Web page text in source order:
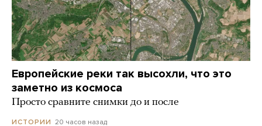
Европейские реки так высохли, что это
заметно из космоса
Просто сравните снимки до и после
ИСТОРИИ 20 часов назад